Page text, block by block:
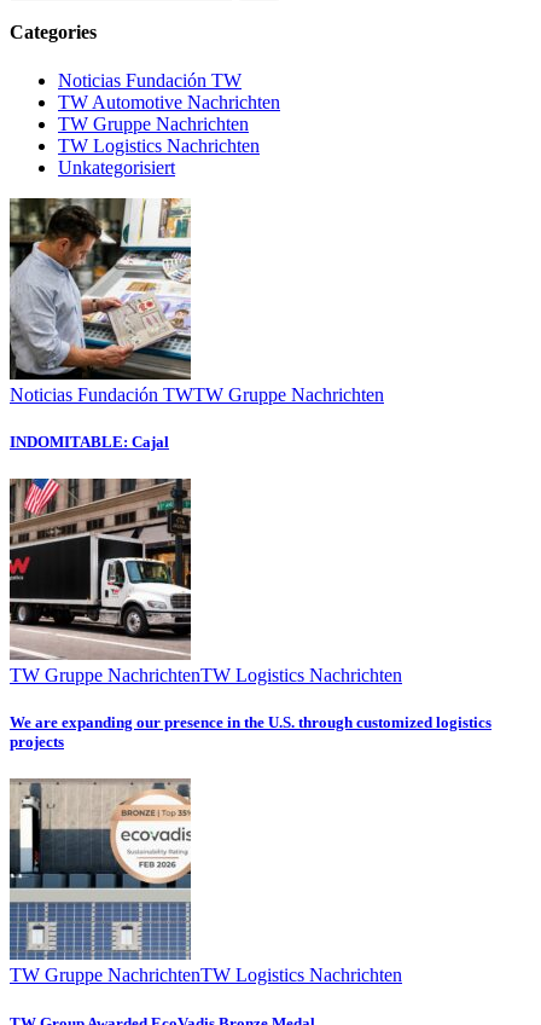
Categories
Noticias Fundación TW
TW Automotive Nachrichten
TW Gruppe Nachrichten
TW Logistics Nachrichten
Unkategorisiert
Noticias Fundación TWTW Gruppe Nachrichten
INDOMITABLE: Cajal
TW Gruppe NachrichtenTW Logistics Nachrichten
We are expanding our presence in the U.S. through customized logistics
projects
TW Gruppe NachrichtenTW Logistics Nachrichten